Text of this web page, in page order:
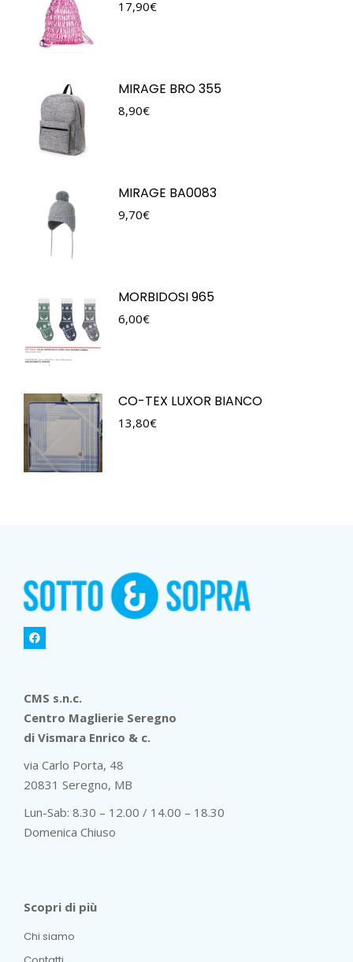
17,90€
MIRAGE BRO 355
8,90€
MIRAGE BA0083
9,70€
MORBIDOSI 965
6,00€
CO-TEX LUXOR BIANCO
13,80€
CMS s.n.c.
Centro Maglierie Seregno
di Vismara Enrico & c.
via Carlo Porta, 48
20831 Seregno, MB
Lun-Sab: 8.30 – 12.00 / 14.00 – 18.30
Domenica Chiuso
Scopri di più
Chi siamo